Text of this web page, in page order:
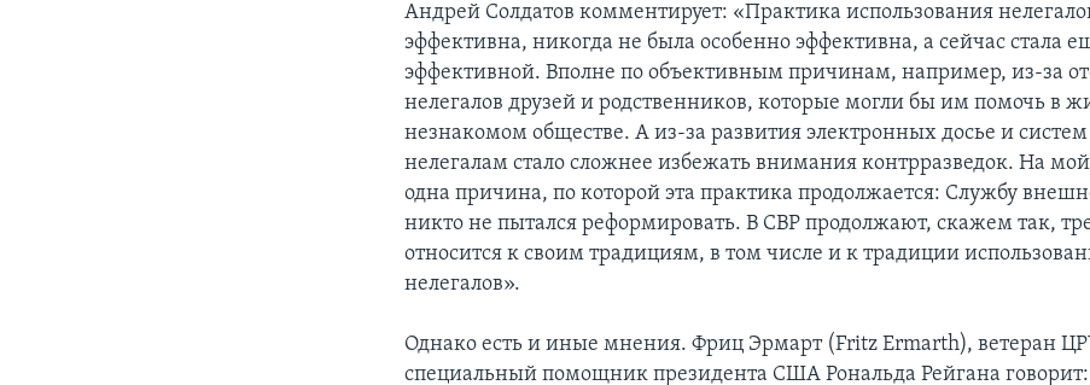
Андрей Солдатов комментирует: «Практика использования
эффективна, никогда не была особенно эффективна, а сейчас стала
эффективной. Вполне по объективным причинам, например, из-за
нелегалов друзей и родственников, которые могли бы им помочь в
незнакомом обществе. А из-за развития электронных досье и
нелегалам стало сложнее избежать внимания контрразведок. На мой
одна причина, по которой эта практика продолжается: Службу
никто не пытался реформировать. В СВР продолжают, скажем так,
относится к своим традициям, в том числе и к традиции
нелегалов».
Однако есть и иные мнения. Фриц Эрмарт (Fritz Ermarth), ветеран
специальный помощник президента США Рональда Рейгана